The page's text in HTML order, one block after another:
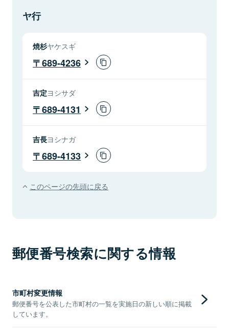
ヤ行
焼杉ヤケスギ
689-4236
吉定ヨシサダ
689-4131
吉長ヨシナガ
689-4133
このページの先頭に戻る
郵便番号検索に関する情報
市町村変更情報
郵便番号を公表した市町村の一覧を実施日の新しい順に掲載
しています。